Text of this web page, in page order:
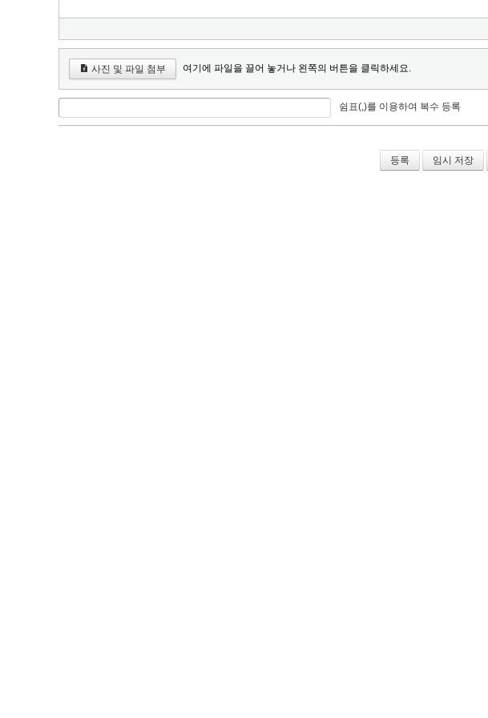
사진 및 파일 첨부 여기에 파일을 끌어 놓거나 왼쪽의 버튼을 클릭하세요.
쉼표(,)를 이용하여 복수 등록
임시 저장